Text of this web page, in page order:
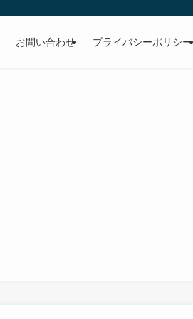
お問い合わせ プライバシーポリシー